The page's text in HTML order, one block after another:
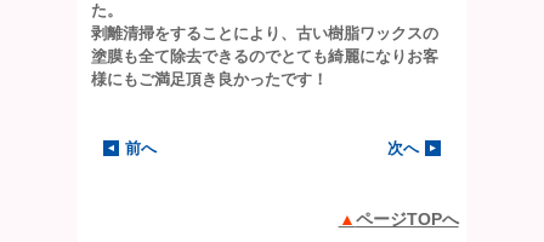
た。
剥離清掃をすることにより、古い樹脂ワックスの
塗膜も全て除去できるのでとても綺麗になりお客
様にもご満足頂き良かったです！
前へ 次へ
ページTOPへ